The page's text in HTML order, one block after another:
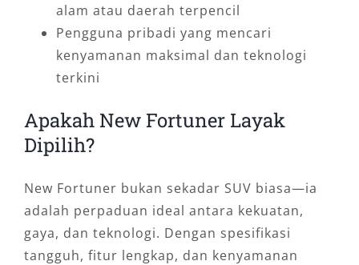
alam atau daerah terpencil
Pengguna pribadi yang mencari
kenyamanan maksimal dan teknologi
terkini
Apakah New Fortuner Layak
Dipilih?
New Fortuner bukan sekadar SUV biasa—ia
adalah perpaduan ideal antara kekuatan,
gaya, dan teknologi. Dengan spesifikasi
tangguh, fitur lengkap, dan kenyamanan